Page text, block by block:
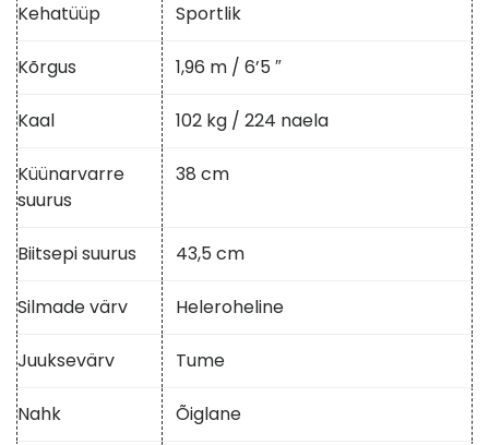
Kehatüüp Sportlik
Kõrgus 1,96 m / 6’5 ″
Kaal 102 kg / 224 naela
Küünarvarre
suurus
38 cm
Biitsepi suurus 43,5 cm
Silmade värv Heleroheline
Juuksevärv Tume
Nahk Õiglane